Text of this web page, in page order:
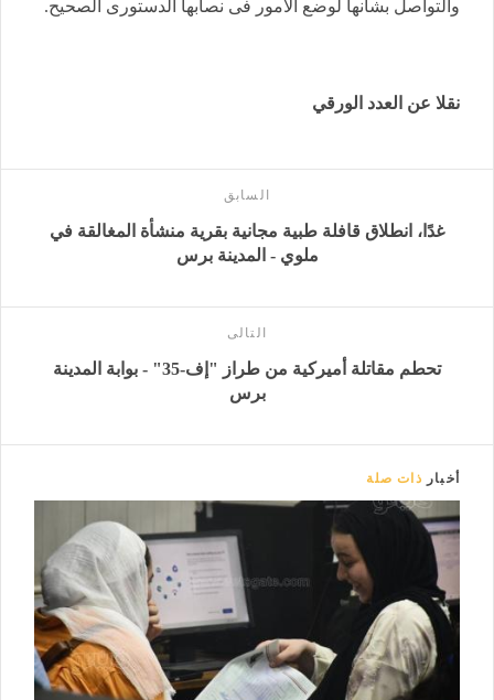
والتواصل بشأنها لوضع الأمور فى نصابها الدستورى الصحيح.
نقلا عن العدد الورقي
السابق
غدًا، انطلاق قافلة طبية مجانية بقرية منشأة المغالقة في
ملوي - المدينة برس
التالى
تحطم مقاتلة أميركية من طراز "إف-35" - بوابة المدينة
برس
أخبار ذات صلة